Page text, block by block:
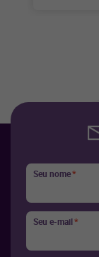
Seu nome*
Seu e-mail*